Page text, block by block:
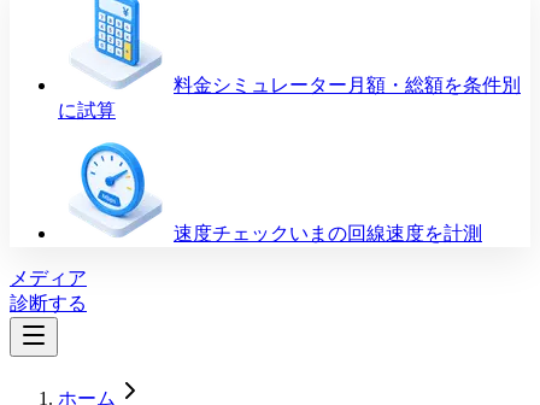
料金シミュレーター 月額・総額を条件別
に試算
速度チェックいまの回線速度を計測
メディア
診断する
ホーム